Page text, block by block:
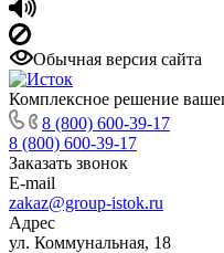
Обычная версия сайта
Комплексное решение
8 (800) 600-39-17
8 (800) 600-39-17
Заказать звонок
E-mail
zakaz@group-istok.ru
Адрес
ул. Коммунальная, 18